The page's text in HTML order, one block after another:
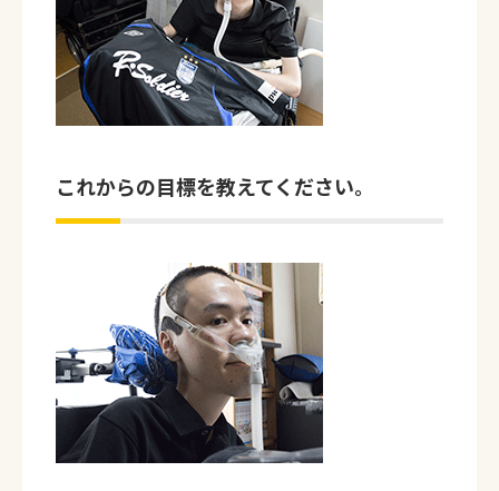
これからの目標を教えてください。